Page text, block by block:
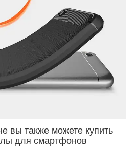
вы также можете купить
для смартфонов